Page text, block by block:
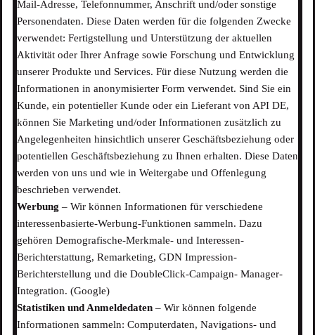
Mail-Adresse, Telefonnummer, Anschrift und/oder sonstige
Personendaten. Diese Daten werden für die folgenden Zwecke
verwendet: Fertigstellung und Unterstützung der aktuellen
Aktivität oder Ihrer Anfrage sowie Forschung und Entwicklung
unserer Produkte und Services. Für diese Nutzung werden die
Informationen in anonymisierter Form verwendet. Sind Sie ein
Kunde, ein potentieller Kunde oder ein Lieferant von API DE,
können Sie Marketing und/oder Informationen zusätzlich zu
Angelegenheiten hinsichtlich unserer Geschäftsbeziehung oder
potentiellen Geschäftsbeziehung zu Ihnen erhalten. Diese Daten
werden von uns und wie in Weitergabe und Offenlegung
beschrieben verwendet.
Werbung – Wir können Informationen für verschiedene
interessenbasierte-Werbung-Funktionen sammeln. Dazu
gehören Demografische-Merkmale- und Interessen-
Berichterstattung, Remarketing, GDN Impression-
Berichterstellung und die DoubleClick-Campaign- Manager-
Integration. (Google)
Statistiken und Anmeldedaten – Wir können folgende
Informationen sammeln: Computerdaten, Navigations- und